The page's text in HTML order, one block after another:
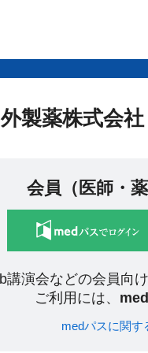
製薬株式会
会員（医師・
講演会などの会員向
ご利用には、
medパスに関す